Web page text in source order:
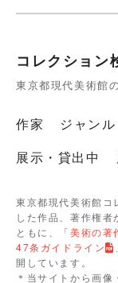
コレクション
東京都現代美術館
作家 ジャンル
展示・貸出中
東京都現代美術館コ
した作品、著作権者
ともに、「美術の著
47条ガイドライン
開しています。
＊当サイトから画